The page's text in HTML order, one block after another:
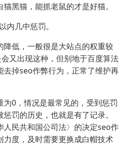
黑猫，能抓老鼠的才是好猫。
内几中惩罚。
低，一般很是大站点的权重较
又出现这种，但别地于百度算法
去掉seo作弊行为，正常了维护再
0，情况是最常见的，受到惩罚
罚的历史，也就是有了记录。
人民共和国公司法〉的决定seo作
度，及时需要更换成白帽技术